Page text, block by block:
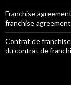
Franchise
franchise
Contrat de
du contrat de